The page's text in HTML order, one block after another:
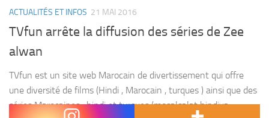
ACTUALITÉS ET INFOS 21 MAI 2016
TVfun arrête la diffusion des séries de Zee
alwan
TVfun est un site web Marocain de divertissement qui offre
une diversité de films (Hindi , Marocain , turques ) ainsi que des
séries Marocaines , hindi et turques (mosalsalat hindiya ,